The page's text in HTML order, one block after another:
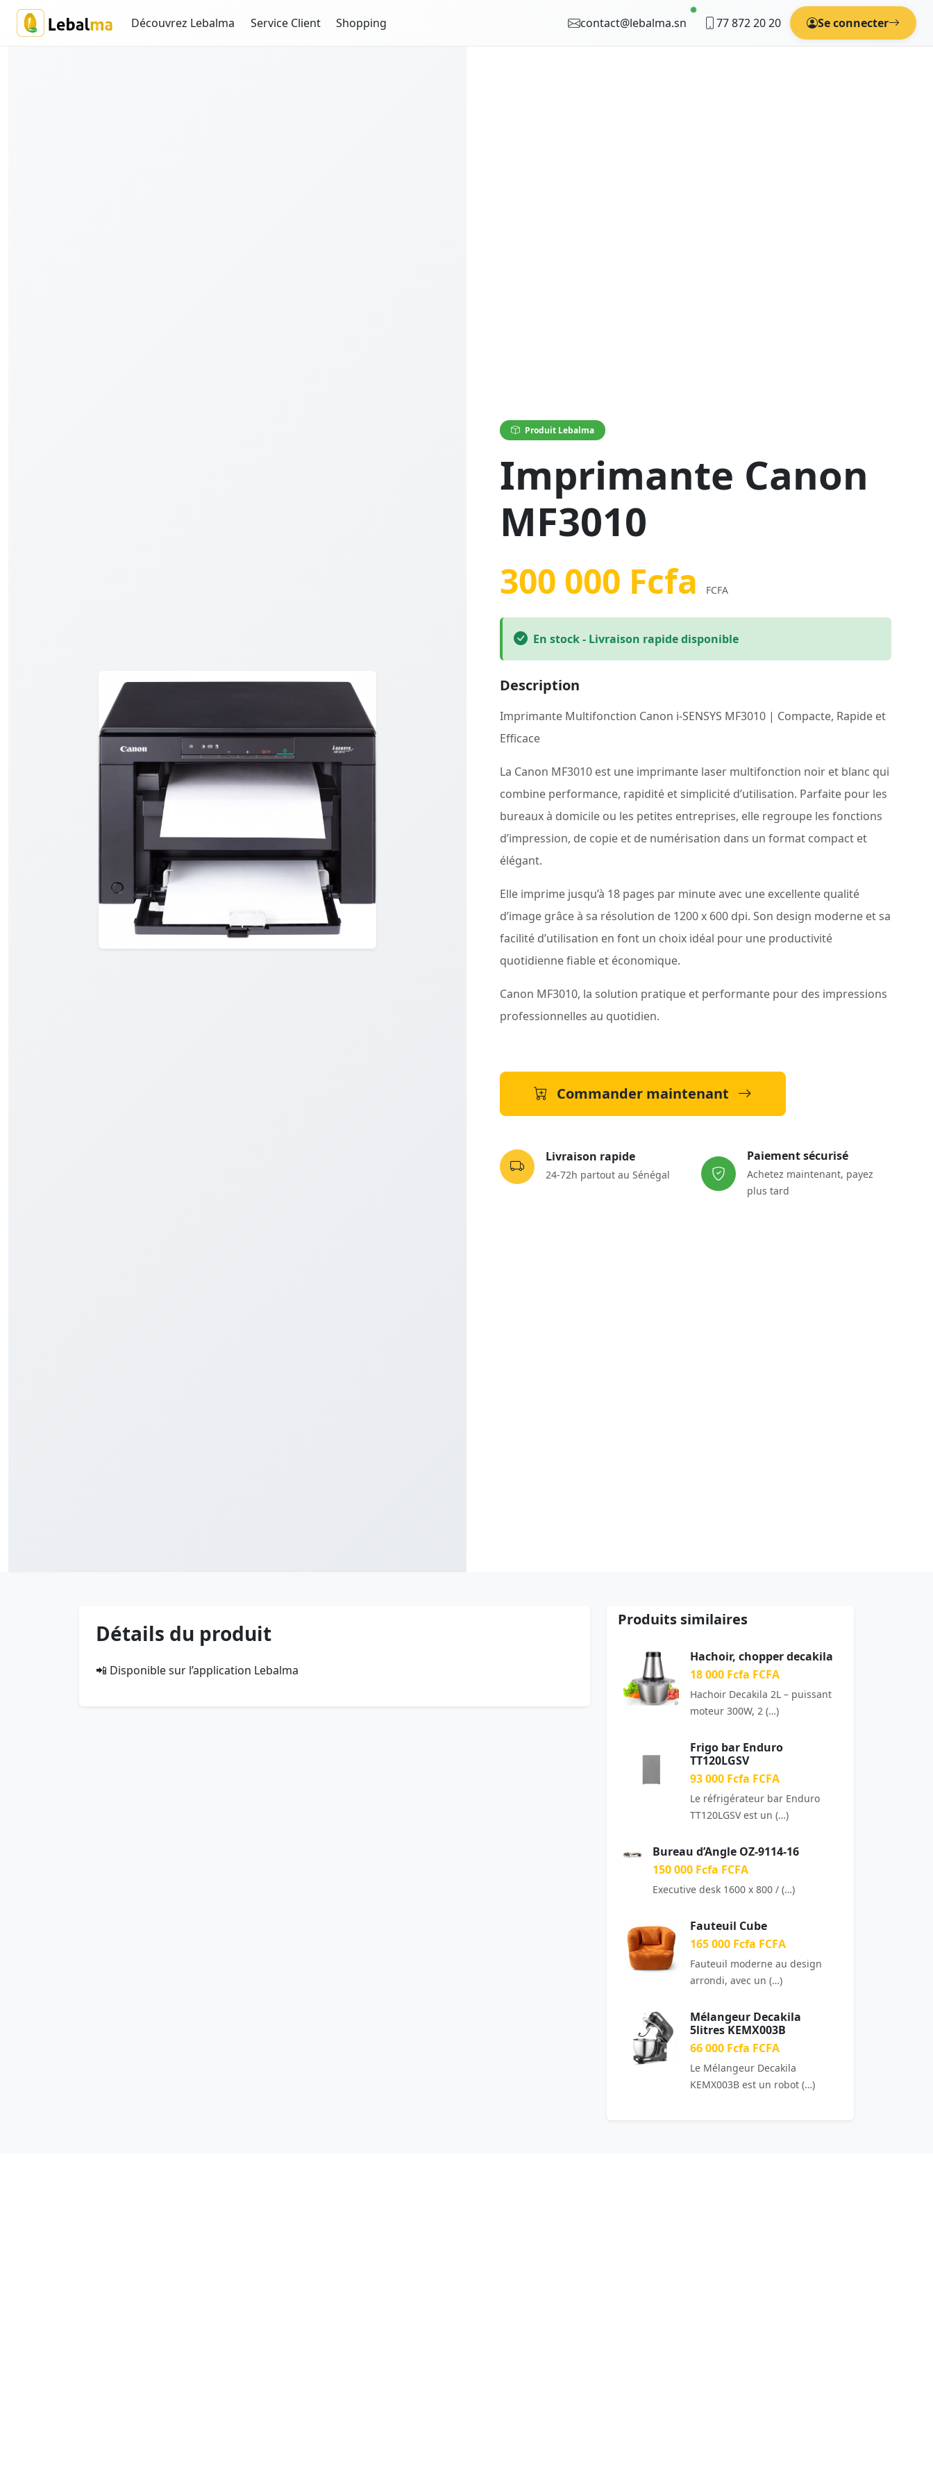
Découvrez Lebalma Service Client Shopping contact@lebalma.sn 77 872 20 20 Se connecter
Produit Lebalma
Imprimante Canon
MF3010
300 000 Fcfa FCFA
En stock - Livraison rapide disponible
Description
Imprimante Multifonction Canon i-SENSYS MF3010 | Compacte, Rapide et
Efficace
La Canon MF3010 est une imprimante laser multifonction noir et blanc qui
combine performance, rapidité et simplicité d’utilisation. Parfaite pour les
bureaux à domicile ou les petites entreprises, elle regroupe les fonctions
d’impression, de copie et de numérisation dans un format compact et
élégant.
Elle imprime jusqu’à 18 pages par minute avec une excellente qualité
d’image grâce à sa résolution de 1200 x 600 dpi. Son design moderne et sa
facilité d’utilisation en font un choix idéal pour une productivité
quotidienne fiable et économique.
Canon MF3010, la solution pratique et performante pour des impressions
professionnelles au quotidien.
Commander maintenant
Livraison rapide
24-72h partout au Sénégal
Paiement sécurisé
Achetez maintenant, payez
plus tard
Détails du produit
📲 Disponible sur l’application Lebalma
Produits similaires
Hachoir, chopper decakila
18 000 Fcfa FCFA
Hachoir Decakila 2L – puissant
moteur 300W, 2 (…)
Frigo bar Enduro
TT120LGSV
93 000 Fcfa FCFA
Le réfrigérateur bar Enduro
TT120LGSV est un (…)
Bureau d’Angle OZ-9114-16
150 000 Fcfa FCFA
Executive desk 1600 x 800 / (…)
Fauteuil Cube
165 000 Fcfa FCFA
Fauteuil moderne au design
arrondi, avec un (…)
Mélangeur Decakila
5litres KEMX003B
66 000 Fcfa FCFA
Le Mélangeur Decakila
KEMX003B est un robot (…)